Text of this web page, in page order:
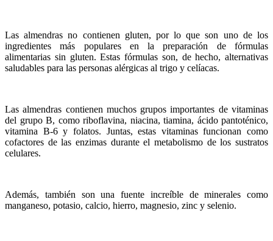
Las almendras no contienen gluten, por lo que son uno de los
ingredientes más populares en la preparación de fórmulas
alimentarias sin gluten. Estas fórmulas son, de hecho, alternativas
saludables para las personas alérgicas al trigo y celíacas.
Las almendras contienen muchos grupos importantes de vitaminas
del grupo B, como riboflavina, niacina, tiamina, ácido pantoténico,
vitamina B-6 y folatos. Juntas, estas vitaminas funcionan como
cofactores de las enzimas durante el metabolismo de los sustratos
celulares.
Además, también son una fuente increíble de minerales como
manganeso, potasio, calcio, hierro, magnesio, zinc y selenio.